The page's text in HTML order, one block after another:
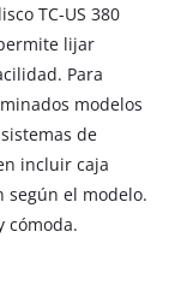
TC-US 380
lijar
Para
modelos
de
incluir caja
según el modelo.
cómoda.